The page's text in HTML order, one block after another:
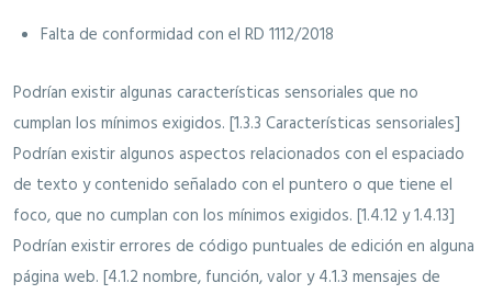
Falta de conformidad con el RD 1112/2018
Podrían existir algunas características sensoriales que no
cumplan los mínimos exigidos. [1.3.3 Características sensoriales]
Podrían existir algunos aspectos relacionados con el espaciado
de texto y contenido señalado con el puntero o que tiene el
foco, que no cumplan con los mínimos exigidos. [1.4.12 y 1.4.13]
Podrían existir errores de código puntuales de edición en alguna
página web. [4.1.2 nombre, función, valor y 4.1.3 mensajes de